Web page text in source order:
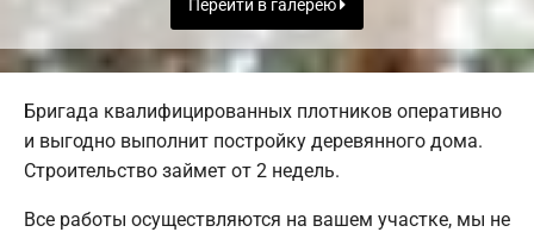
Перейти в галерею
Бригада квалифицированных плотников оперативно
и выгодно выполнит постройку деревянного дома.
Строительство займет от 2 недель.
Все работы осуществляются на вашем участке, мы не